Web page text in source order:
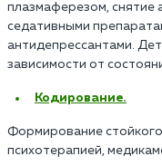
плазмаферезом, снятие
седативными
антидепрессантами.
зависимости от
Кодирование.
Формирование
психотерапией,